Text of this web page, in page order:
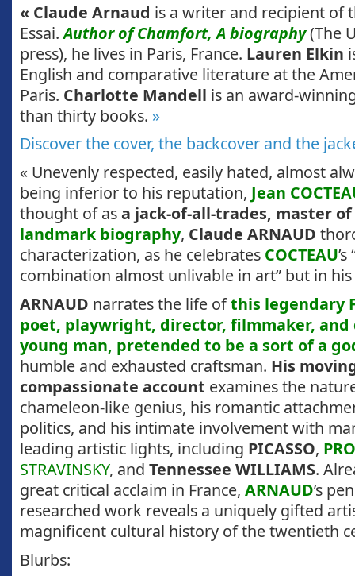
« Claude Arnaud is a writer and recipient of
Essai.Author of Chamfort, A biography(The
press), he lives in Paris, France. Lauren Elkin
English and comparative literature at the
Paris. Charlotte Mandell is an award-
than thirty books. »
Discover the cover, the backcover and the
« Unevenly respected, easily hated, almost
being inferior to his reputation, Jean
thought of asa jack-of-all-trades, master
landmark biography, Claude ARNAUD
characterization, as he celebrates COCTEAU
combination almost unlivable in art” but in
ARNAUD narrates the life ofthis legendary
poet, playwright, director, filmmaker, and
young man, pretended to be a sort of a
humble and exhausted craftsman. His
compassionate account examines the
chameleon-like genius, his romantic
politics, and his intimate involvement with
leading artistic lights, including PICASSO,
STRAVINSKY, and Tennessee WILLIAMS.
great critical acclaim in France, ARNAUD’s
researched work reveals a uniquely gifted
magnificent cultural history of the twentieth
Blurbs: